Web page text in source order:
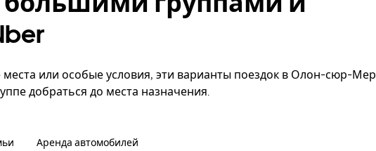
или особые условия, эти варианты поездок в Олон-сюр-Мер
добраться до места назначения.
Аренда автомобилей